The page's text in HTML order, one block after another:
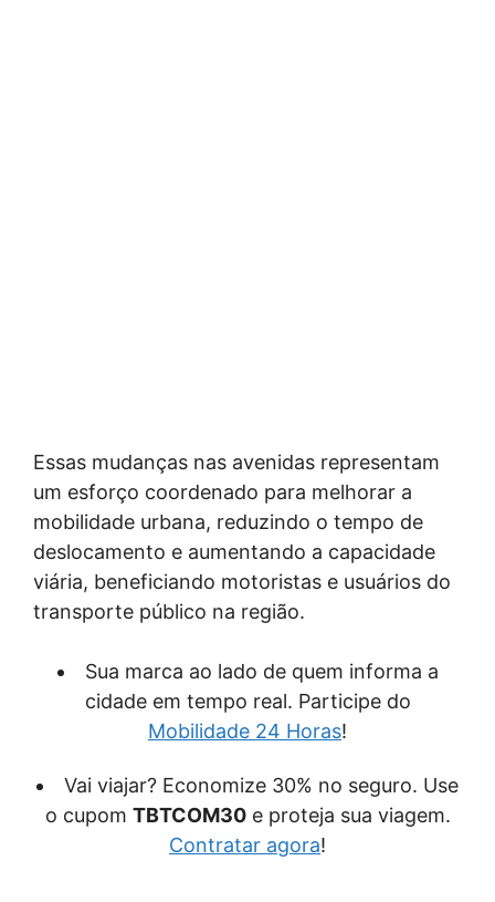
Essas mudanças nas avenidas representam
um esforço coordenado para melhorar a
mobilidade urbana, reduzindo o tempo de
deslocamento e aumentando a capacidade
viária, beneficiando motoristas e usuários do
transporte público na região.
Sua marca ao lado de quem informa a
cidade em tempo real. Participe do
Mobilidade 24 Horas!
Vai viajar? Economize 30% no seguro. Use
o cupom TBTCOM30e proteja sua viagem.
Contratar agora!